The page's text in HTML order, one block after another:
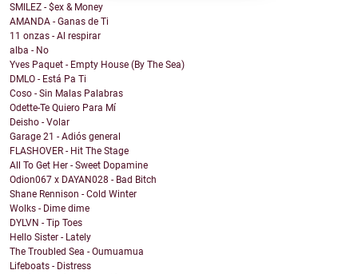
SMILEZ - $ex & Money
AMANDA - Ganas de Ti
11 onzas - Al respirar
alba - No
Yves Paquet - Empty House (By The Sea)
DMLO - Está Pa Ti
Coso - Sin Malas Palabras
Odette-Te Quiero Para Mí
Deisho - Volar
Garage 21 - Adiós general
FLASHOVER - Hit The Stage
All To Get Her - Sweet Dopamine
Odion067 x DAYAN028 - Bad Bitch
Shane Rennison - Cold Winter
Wolks - Dime dime
DYLVN - Tip Toes
Hello Sister - Lately
The Troubled Sea - Oumuamua
Lifeboats - Distress